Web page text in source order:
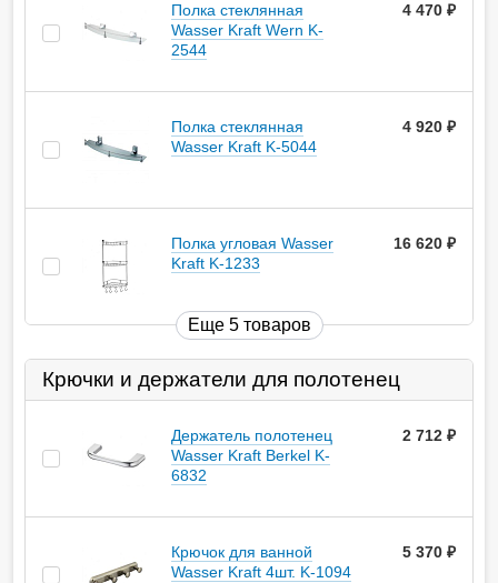
Полка стеклянная
Wasser Kraft Wern K-
2544
4 470
Полка стеклянная
Wasser Kraft K-5044
4 920
Полка угловая Wasser
Kraft K-1233
16 620
Еще 5 товаров
Крючки и держатели для полотенец
Держатель полотенец
Wasser Kraft Berkel K-
6832
2 712
Крючок для ванной
Wasser Kraft 4шт. K-1094
5 370